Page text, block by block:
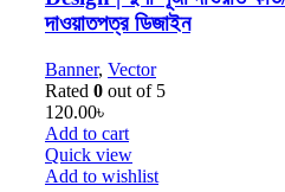
দাওয়াতপত্র ডিজাইন
Banner, Vector
Rated 0 out of 5
120.00৳
Add to cart
Quick view
Add to wishlist